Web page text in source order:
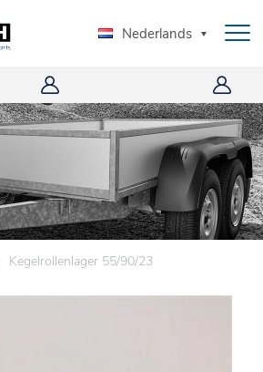
Nederlands
Kegelrollenlager 55/90/23